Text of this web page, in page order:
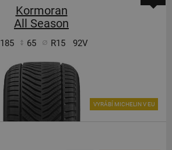
Kormoran
All Season
185 65 R15 92V
VYRÁBÍ MICHELIN V EU